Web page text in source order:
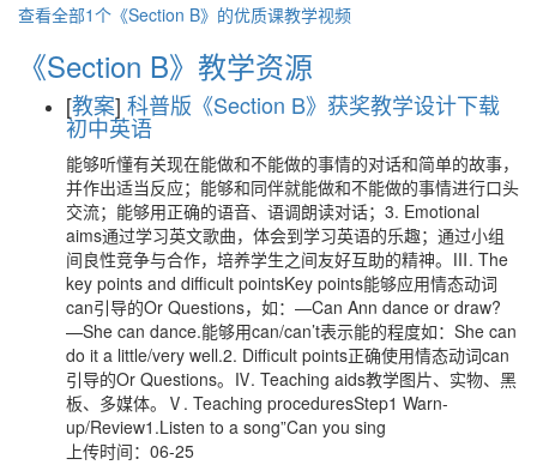
查看全部1个《Section B》的优质课教学视频
《Section B》教学资源
[教案] 科普版《Section B》获奖教学设计下载
初中英语
能够听懂有关现在能做和不能做的事情的对话和简单的故事，
并作出适当反应；能够和同伴就能做和不能做的事情进行口头
交流；能够用正确的语音、语调朗读对话；3. Emotional
aims通过学习英文歌曲，体会到学习英语的乐趣；通过小组
间良性竞争与合作，培养学生之间友好互助的精神。Ⅲ. The
key points and difficult pointsKey points能够应用情态动词
can引导的Or Questions，如：—Can Ann dance or draw?
—She can dance.能够用can/can’t表示能的程度如：She can
do it a little/very well.2. Difficult points正确使用情态动词can
引导的Or Questions。Ⅳ. Teaching aids教学图片、实物、黑
板、多媒体。Ⅴ. Teaching proceduresStep1 Warn-
up/Review1.Listen to a song”Can you sing
上传时间：06-25